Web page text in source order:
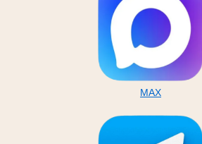
MAX